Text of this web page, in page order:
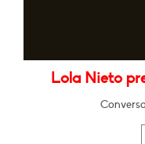
Lola Nieto